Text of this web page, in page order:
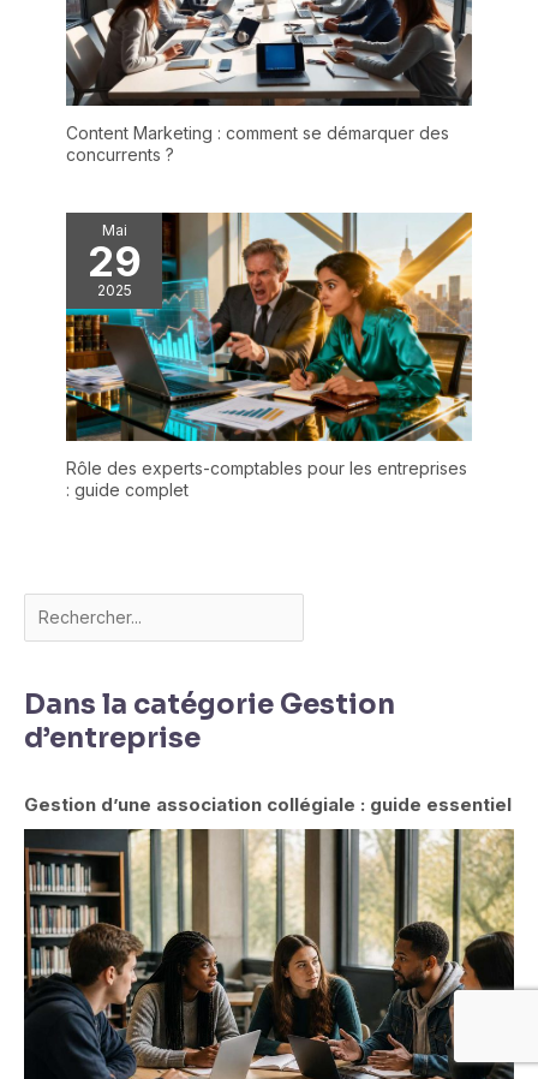
Content Marketing : comment se démarquer des
concurrents ?
Mai
29
2025
Rôle des experts-comptables pour les entreprises
: guide complet
Dans la catégorie Gestion
d’entreprise
Gestion d’une association collégiale : guide essentiel